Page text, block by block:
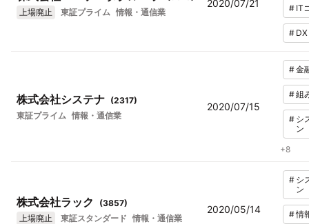
上場廃止
東証プライム 情報・通信業
2020/07/21 # IT
# DX
株式会社システナ (2317)
東証プライム 情報・通信業
2020/07/15
#金
#組
# シ
ン
+8
株式会社ラック (3857)
上場廃止
東証スタンダード 情報・通信業
2020/05/14
# シ
ン
#情